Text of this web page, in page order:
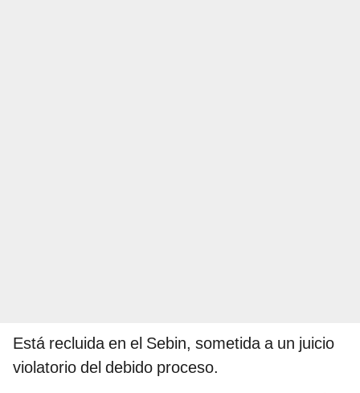
Está recluida en el Sebin, sometida a un juicio
violatorio del debido proceso.